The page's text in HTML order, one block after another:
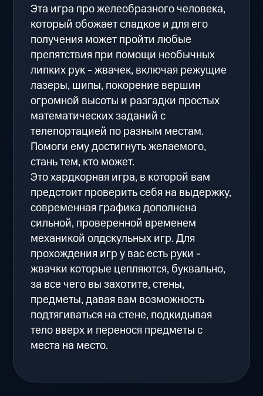
Эта игра про желеобразного человека,
который обожает сладкое и для его
получения может пройти любые
препятствия при помощи необычных
липких рук - жвачек, включая режущие
лазеры, шипы, покорение вершин
огромной высоты и разгадки простых
математических заданий с
телепортацией по разным местам.
Помоги ему достигнуть желаемого,
стань тем, кто может.
Это хардкорная игра, в которой вам
предстоит проверить себя на выдержку,
современная графика дополнена
сильной, проверенной временем
механикой олдскульных игр. Для
прохождения игр у вас есть руки -
жвачки которые цепляются, буквально,
за все чего вы захотите, стены,
предметы, давая вам возможность
подтягиваться на стене, подкидывая
тело вверх и перенося предметы с
места на место.